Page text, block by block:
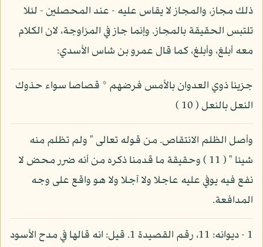
ذلك مجاز، والمجاز لا يقاس عليه - عند المحصلين - لئلا
تلتبس الحقيقة بالمجاز. وإنما جاز في المزاوجة، لان الكلام
معه أبلغ، وأبلغ، كما قال عمرو بن شاس الأسدي:
جزينا ذوي العدوان بالأمس فرضهم * قصاصا سواء حذوك
النعل بالنعل ( 10 )
وأصل الظلم الانتقاص. من قوله تعالى " ولم تظلم منه
شيئا " ( 11 ) وحقيقة ما قدمنا ذكره من أنه ضرر محض لا
نفع فيه يوفي عليه عاجلا ولا آجلا ولا هو واقع على وجه
المدافعة.
1 - ديوانه: 11، رقم القصيدة 1. قيل: انه قالها في مدح الأسود